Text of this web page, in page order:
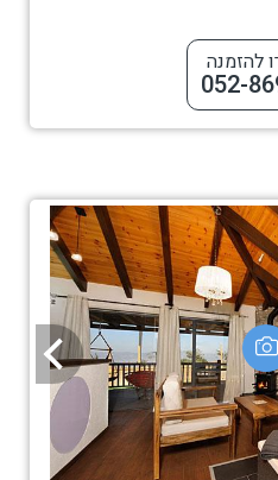
להזמנה
052-